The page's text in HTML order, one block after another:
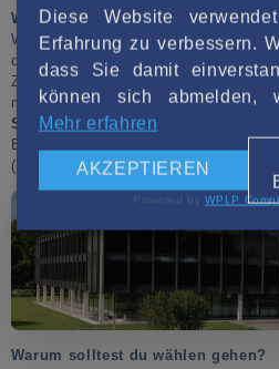
Wusstest du schon?Am8. März
Württemberg mitentscheiden, wer
das schon ab
16 Jahren
Zum ersten Mal gilt: Du darfst
mindestens 16 Jahre alt bist.
Stimmen:
Eine gibst du einer Person in deinem
(Direktkandidat*in), die andere einer
Warum solltest du wählen gehen?
Diese Website
Erfahrung zu verbessern.
dass Sie damit
können sich abmelden,
Mehr erfahren
AKZEPTIEREN
Powered byWPLP